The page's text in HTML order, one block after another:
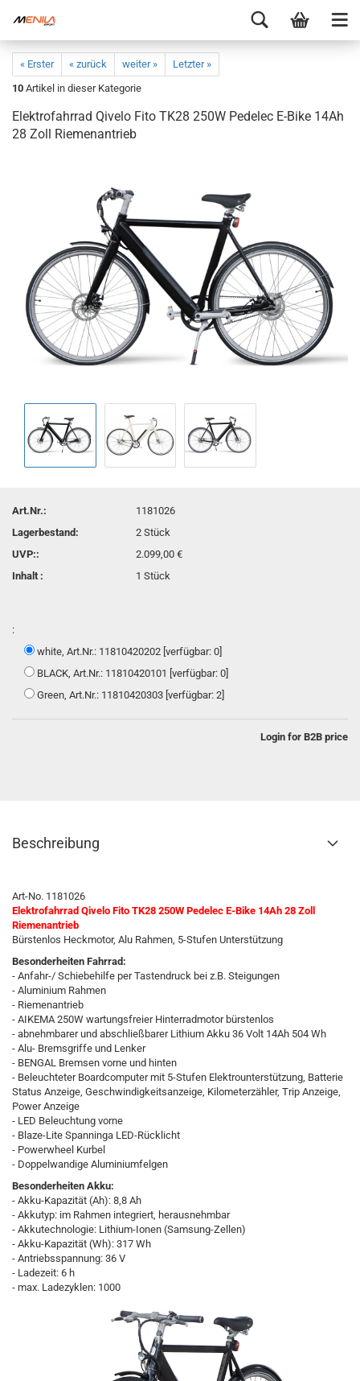
« Erster « zurück weiter »
Letzter »
10 Artikel in dieser Kategorie
Elektrofahrrad Qivelo Fito TK28 250W Pedelec E-Bike 14Ah
28 Zoll Riemenantrieb
Art.Nr.:
1181026
Lagerbestand:
2Stück
UVP::
2.099,00 €
Inhalt :
1 Stück
:
white, Art.Nr.: 11810420202 [verfügbar: 0]
BLACK, Art.Nr.: 11810420101 [verfügbar: 0]
Green, Art.Nr.: 11810420303 [verfügbar: 2]
Login for B2B price
Beschreibung
Art-No. 1181026
Elektrofahrrad Qivelo Fito TK28 250W Pedelec E-Bike 14Ah 28 Zoll
Riemenantrieb
Bürstenlos Heckmotor, Alu Rahmen, 5-Stufen Unterstützung
Besonderheiten Fahrrad:
- Anfahr-/ Schiebehilfe per Tastendruck bei z.B. Steigungen
- Aluminium Rahmen
- Riemenantrieb
- AIKEMA 250W wartungsfreier Hinterradmotor bürstenlos
- abnehmbarer und abschließbarer Lithium Akku 36 Volt 14Ah 504 Wh
- Alu- Bremsgriffe und Lenker
- BENGAL Bremsen vorne und hinten
- Beleuchteter Boardcomputer mit 5-Stufen Elektrounterstützung, Batterie
Status Anzeige, Geschwindigkeitsanzeige, Kilometerzähler, Trip Anzeige,
Power Anzeige
- LED Beleuchtung vorne
- Blaze-Lite Spanninga LED-Rücklicht
- Powerwheel Kurbel
- Doppelwandige Aluminiumfelgen
Besonderheiten Akku:
- Akku-Kapazität (Ah): 8,8 Ah
- Akkutyp: im Rahmen integriert, herausnehmbar
- Akkutechnologie: Lithium-Ionen (Samsung-Zellen)
- Akku-Kapazität (Wh): 317 Wh
- Antriebsspannung: 36 V
- Ladezeit: 6 h
- max. Ladezyklen: 1000